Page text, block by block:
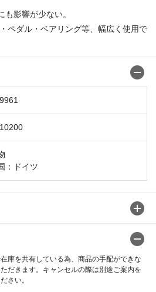
影響が少ない。
ペダル・ベアリング等、幅広く使用で
：ドイツ
庫を共有している為、商品の手配ができな
だきます。キャンセルの際は別途ご案内を
さい。